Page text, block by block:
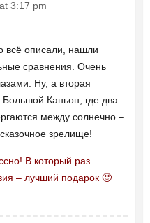
3:17 pm
всё описали, нашли
сравнения. Очень
Ну, а вторая
Большой Каньон, где два
между солнечно –
зрелище!
В который раз
– лучший подарок 🙂